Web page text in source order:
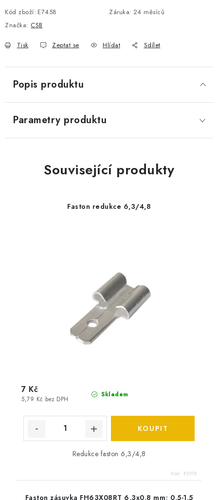
NÁVODY KE STAŽENÍ
ZPĚTNÝ ODBĚR ELEKTROZAŘÍZENÍ A BATERIÍ
Kód zboží: E7458 Záruka: 24 měsíců
Značka: CSB
Tisk Zeptat se Hlídat Sdílet
Popis produktu
Parametry produktu
Související produkty
Faston redukce 6,3/4,8
Skladem
5,79 Kč bez DPH
7 Kč
Redukce faston 6,3/4,8
Kód: E6918
Faston zásuvka FH63X08RT 6,3x0,8 mm; 0,5-1,5